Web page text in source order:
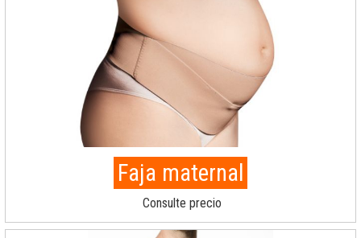
Faja maternal
Consulte precio